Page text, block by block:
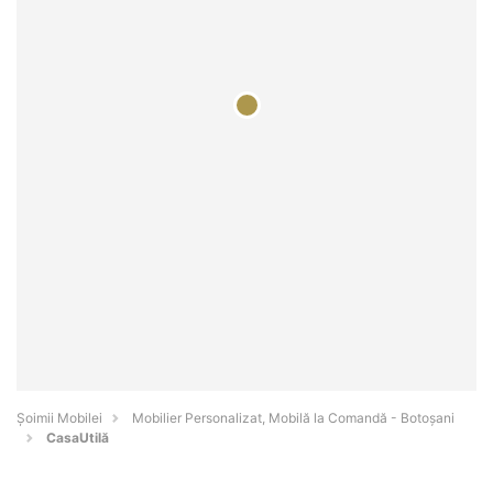
Șoimii Mobilei
Mobilier Personalizat, Mobilă la Comandă - Botoşani
CasaUtilă